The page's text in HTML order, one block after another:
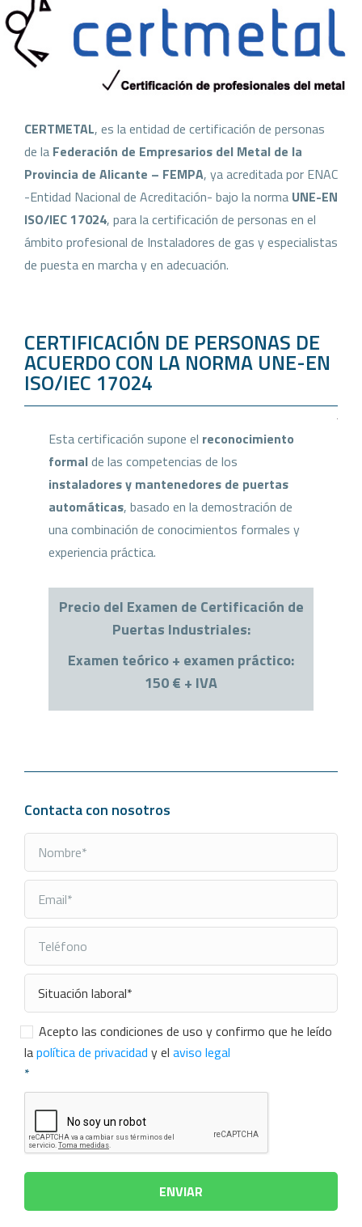
CERTMETAL, es la entidad de certificación de personas
de la Federación de Empresarios del Metal de la
Provincia de Alicante – FEMPA, ya acreditada por ENAC
-Entidad Nacional de Acreditación- bajo la norma UNE-EN
ISO/IEC 17024, para la certificación de personas en el
ámbito profesional de Instaladores de gas y especialistas
de puesta en marcha y en adecuación.
CERTIFICACIÓN DE PERSONAS DE
ACUERDO CON LA NORMA UNE-EN
ISO/IEC 17024
Esta certificación supone el reconocimiento
formalde las competencias de los
instaladores y mantenedores de puertas
automáticas, basado en la demostración de
una combinación de conocimientos formales y
experiencia práctica.
Precio del Examen de Certificación de
Puertas Industriales:
Examen teórico + examen práctico:
150 € + IVA
Contacta con nosotros
Consentimiento*
Acepto las condiciones de uso y confirmo que he leído
lapolítica de privacidad y el aviso legal
*